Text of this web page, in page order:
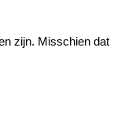
zijn. Misschien dat